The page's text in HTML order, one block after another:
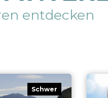
entdecken
Schwer